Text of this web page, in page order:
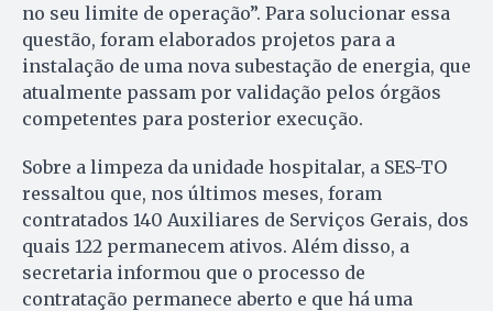
no seu limite de operação”. Para solucionar essa
questão, foram elaborados projetos para a
instalação de uma nova subestação de energia, que
atualmente passam por validação pelos órgãos
competentes para posterior execução.
Sobre a limpeza da unidade hospitalar, a SES-TO
ressaltou que, nos últimos meses, foram
contratados 140 Auxiliares de Serviços Gerais, dos
quais 122 permanecem ativos. Além disso, a
secretaria informou que o processo de
contratação permanece aberto e que há uma